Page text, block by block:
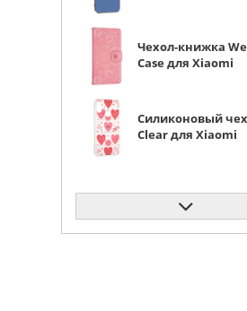
Чехол-книжка
Case для Xiaomi
Силиконовый
Clear для Xiaomi
Силиконовый
Soft edge для
Redmi Note 7 (Pro)
розовые цветы